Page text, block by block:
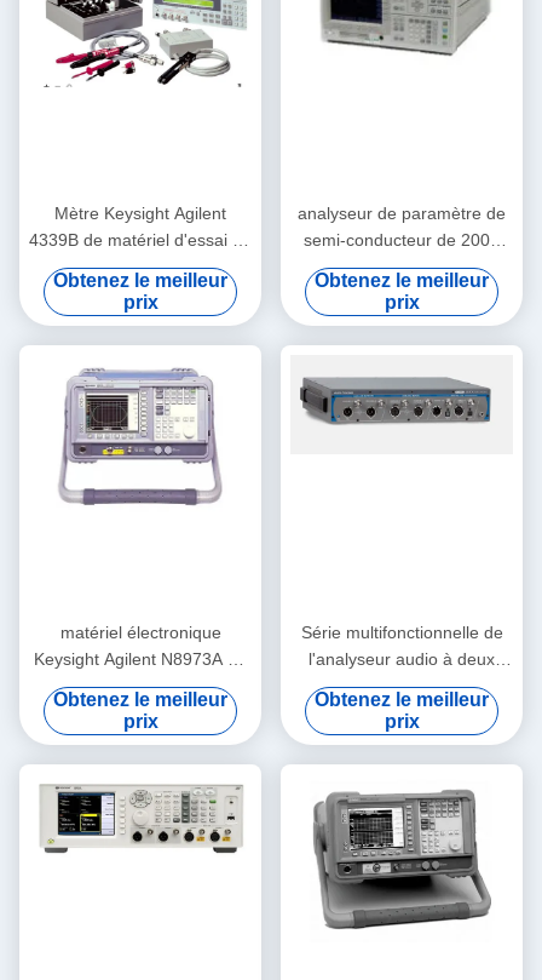
Mètre Keysight Agilent
4339B de matériel d'essai de
C.C 10MS Electronic Test
And
Obtenez le meilleur
prix
analyseur de paramètre de
semi-conducteur de 200V
1A, Keysight pratique Agilent
4155C
Obtenez le meilleur
prix
matériel électronique
Keysight Agilent N8973A de
l'essai 10MHz-3GHz et de
l'essai
Obtenez le meilleur
prix
Série multifonctionnelle de
l'analyseur audio à deux
voies APx515B de précision
Obtenez le meilleur
prix